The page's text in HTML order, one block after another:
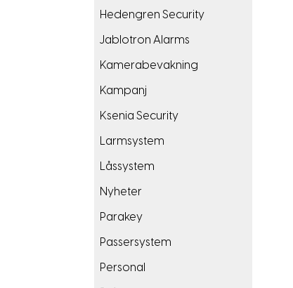
Hedengren Security
Jablotron Alarms
Kamerabevakning
Kampanj
Ksenia Security
Larmsystem
Låssystem
Nyheter
Parakey
Passersystem
Personal